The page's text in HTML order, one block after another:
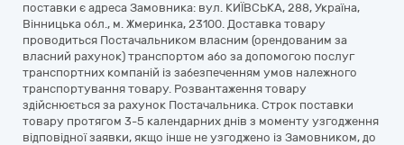
поставки є адреса Замовника: вул. КИЇВСЬКА, 288, Україна,
Вінницька обл., м. Жмеринка, 23100. Доставка товару
проводиться Постачальником власним (орендованим за
власний рахунок) транспортом або за допомогою послуг
транспортних компаній із забезпеченням умов належного
транспортування товару. Розвантаження товару
здійснюється за рахунок Постачальника. Строк поставки
товару протягом 3-5 календарних днів з моменту узгодження
відповідної заявки, якщо інше не узгоджено із Замовником, до